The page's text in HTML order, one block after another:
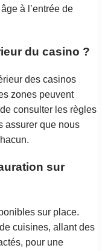
à l’entrée de
du casino ?
des casinos
zones peuvent
consulter les règles
assurer que nous
sur
sur place.
cuisines, allant des
pour une